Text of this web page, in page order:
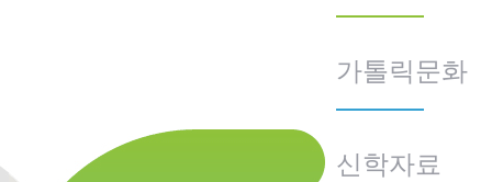
가톨릭문화
신학자료